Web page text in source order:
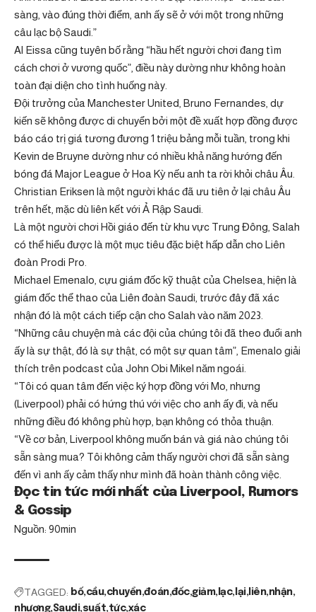
sàng, vào đúng thời điểm, anh ấy sẽ ở với một trong những
câu lạc bộ Saudi.”
Al Eissa cũng tuyên bố rằng “hầu hết người chơi đang tìm
cách chơi ở vương quốc”, điều này dường như không hoàn
toàn đại diện cho tình huống này.
Đội trưởng của Manchester United, Bruno Fernandes, dự
kiến ​​sẽ không được di chuyển bởi một đề xuất hợp đồng được
báo cáo trị giá tương đương 1 triệu bảng mỗi tuần, trong khi
Kevin de Bruyne dường như có nhiều khả năng hướng đến
bóng đá Major League ở Hoa Kỳ nếu anh ta rời khỏi châu Âu.
Christian Eriksen là một người khác đã ưu tiên ở lại châu Âu
trên hết, mặc dù liên kết với Ả Rập Saudi.
Là một người chơi Hồi giáo đến từ khu vực Trung Đông, Salah
có thể hiểu được là một mục tiêu đặc biệt hấp dẫn cho Liên
đoàn Prodi Pro.
Michael Emenalo, cựu giám đốc kỹ thuật của Chelsea, hiện là
giám đốc thể thao của Liên đoàn Saudi, trước đây đã xác
nhận đó là một cách tiếp cận cho Salah vào năm 2023.
“Những câu chuyện mà các đội của chúng tôi đã theo đuổi anh
ấy là sự thật, đó là sự thật, có một sự quan tâm”, Emenalo giải
thích trên podcast của John Obi Mikel năm ngoái.
“Tôi có quan tâm đến việc ký hợp đồng với Mo, nhưng
(Liverpool) phải có hứng thú với việc cho anh ấy đi, và nếu
những điều đó không phù hợp, bạn không có thỏa thuận.
“Về cơ bản, Liverpool không muốn bán và giá nào chúng tôi
sẵn sàng mua? Tôi không cảm thấy người chơi đã sẵn sàng
đến vì anh ấy cảm thấy như mình đã hoàn thành công việc.
Đọc tin tức mới nhất của Liverpool, Rumors
& Gossip
Nguồn: 90min
TAGGED: bố cầu chuyển đoán đốc giảm lạc lại liên nhận
nhượng Saudi suất tức xác